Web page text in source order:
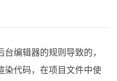
编辑器的规则导致的，
染代码，在项目文件中使